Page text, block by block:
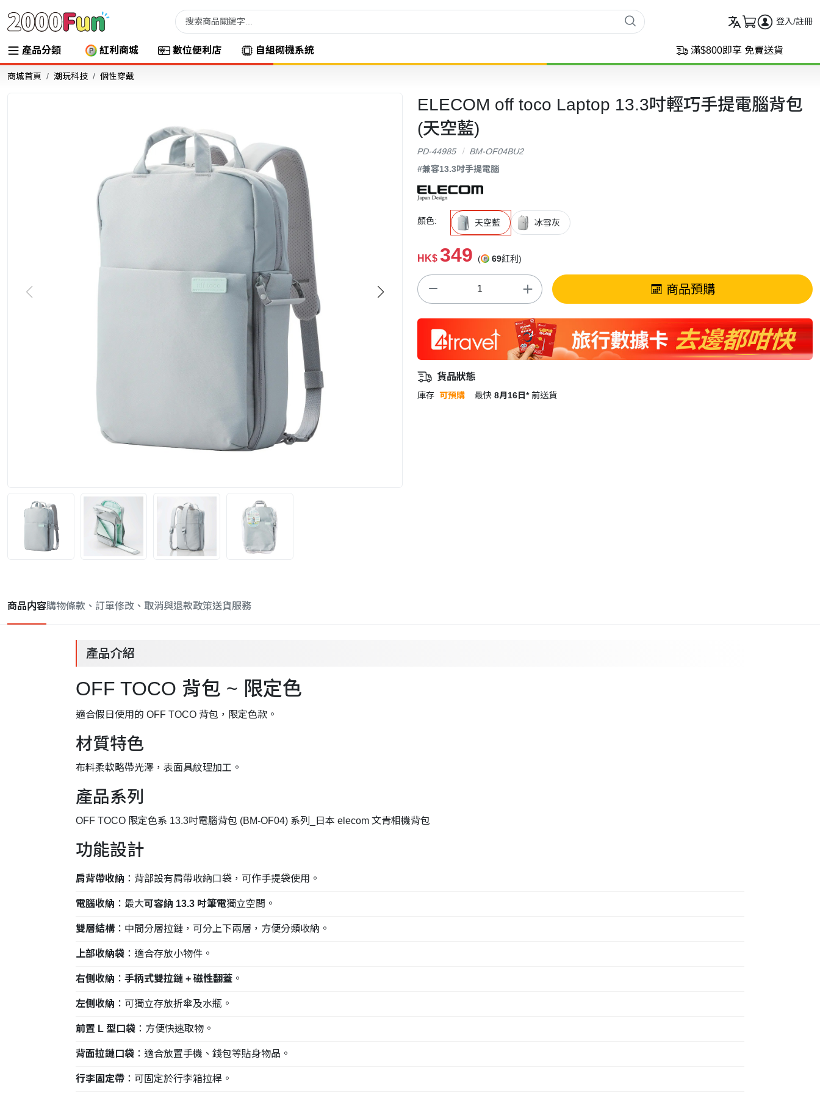
登入/註冊
產品分類 紅利商城 數位便利店 自組砌機系統 滿$800即享 免費送貨
商城首頁 潮玩科技 個性穿戴
ELECOM off toco Laptop 13.3吋輕巧手提電腦背包
(天空藍)
PD-44985
BM-OF04BU2
#兼容13.3吋手提電腦
顏色: 天空藍 冰雪灰
HK$ 349 ( 69紅利)
商品預購
貨品狀態
庫存 可預購 最快 8月16日* 前送貨
商品内容購物條款、訂單修改、取消與退款政策送貨服務
產品介紹
OFF TOCO 背包 ~ 限定色
適合假日使用的 OFF TOCO 背包，限定色款。
材質特色
布料柔軟略帶光澤，表面具紋理加工。
產品系列
OFF TOCO 限定色系 13.3吋電腦背包 (BM-OF04) 系列_日本 elecom 文青相機背包
功能設計
肩背帶收納 ：背部設有肩帶收納口袋，可作手提袋使用。
電腦收納 ：最大可容納 13.3 吋筆電獨立空間。
雙層結構 ：中間分層拉鏈，可分上下兩層，方便分類收納。
上部收納袋 ：適合存放小物件。
右側收納 ： 手柄式雙拉鏈 + 磁性翻蓋 。
左側收納 ：可獨立存放折傘及水瓶。
前置 L 型口袋 ：方便快速取物。
背面拉鏈口袋 ：適合放置手機、錢包等貼身物品。
行李固定帶 ：可固定於行李箱拉桿。